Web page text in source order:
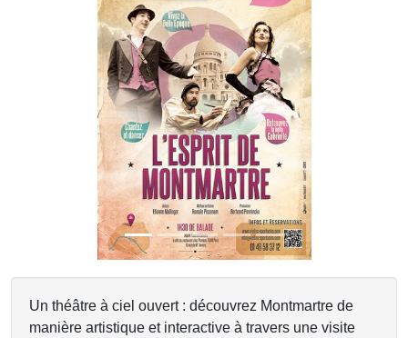
Un théâtre à ciel ouvert : découvrez Montmartre de
manière artistique et interactive à travers une visite